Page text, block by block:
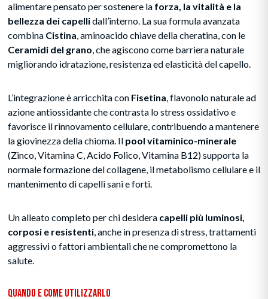
alimentare pensato per sostenere la forza, la vitalità e la
bellezza dei capellidall’interno. La sua formula avanzata
combina Cistina, aminoacido chiave della cheratina, con le
Ceramidi del grano, che agiscono come barriera naturale
migliorando idratazione, resistenza ed elasticità del capello.
L’integrazione è arricchita con Fisetina, flavonolo naturale ad
azione antiossidante che contrasta lo stress ossidativo e
favorisce il rinnovamento cellulare, contribuendo a mantenere
la giovinezza della chioma. Il pool vitaminico-minerale
(Zinco, Vitamina C, Acido Folico, Vitamina B12) supporta la
normale formazione del collagene, il metabolismo cellulare e il
mantenimento di capelli sani e forti.
Un alleato completo per chi desidera capelli più luminosi,
corposi e resistenti, anche in presenza di stress, trattamenti
aggressivi o fattori ambientali che ne compromettono la
salute.
Quando e Come Utilizzarlo